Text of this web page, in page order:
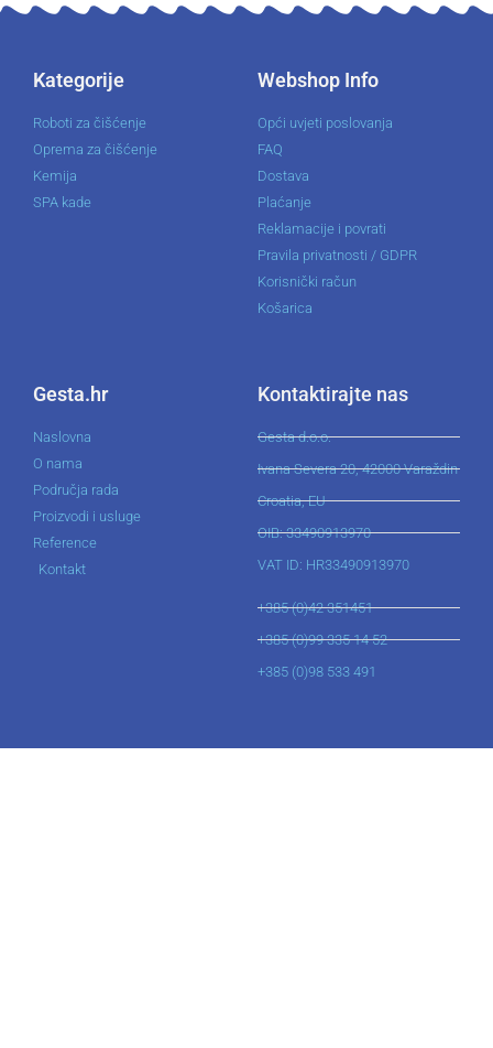
Kategorije
Roboti za čišćenje
Oprema za čišćenje
Kemija
SPA kade
Webshop Info
Opći uvjeti poslovanja
FAQ
Dostava
Plaćanje
Reklamacije i povrati
Pravila privatnosti / GDPR
Korisnički račun
Košarica
Gesta.hr
Naslovna
O nama
Područja rada
Proizvodi i usluge
Reference
Kontakt
Kontaktirajte nas
Gesta d.o.o.
Ivana Severa 20, 42000 Varaždin
Croatia, EU
OIB: 33490913970
VAT ID: HR33490913970
+385 (0)42 351451
+385 (0)99 335 14 52
+385 (0)98 533 491